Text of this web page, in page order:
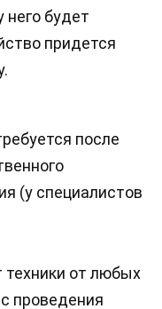
него будет
придется
после
(у специалистов
техники от любых
проведения